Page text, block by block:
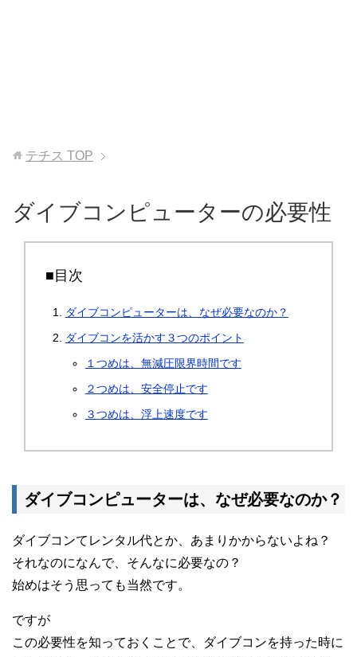
テチス TOP
ダイブコンピューターの必要性
■目次
ダイブコンピューターは、なぜ必要なのか？
ダイブコンを活かす３つのポイント
１つめは、無減圧限界時間です
２つめは、安全停止です
３つめは、浮上速度です
ダイブコンピューターは、なぜ必要なのか？
ダイブコンてレンタル代とか、あまりかからないよね？
それなのになんで、そんなに必要なの？
始めはそう思っても当然です。
ですが
この必要性を知っておくことで、ダイブコンを持った時に